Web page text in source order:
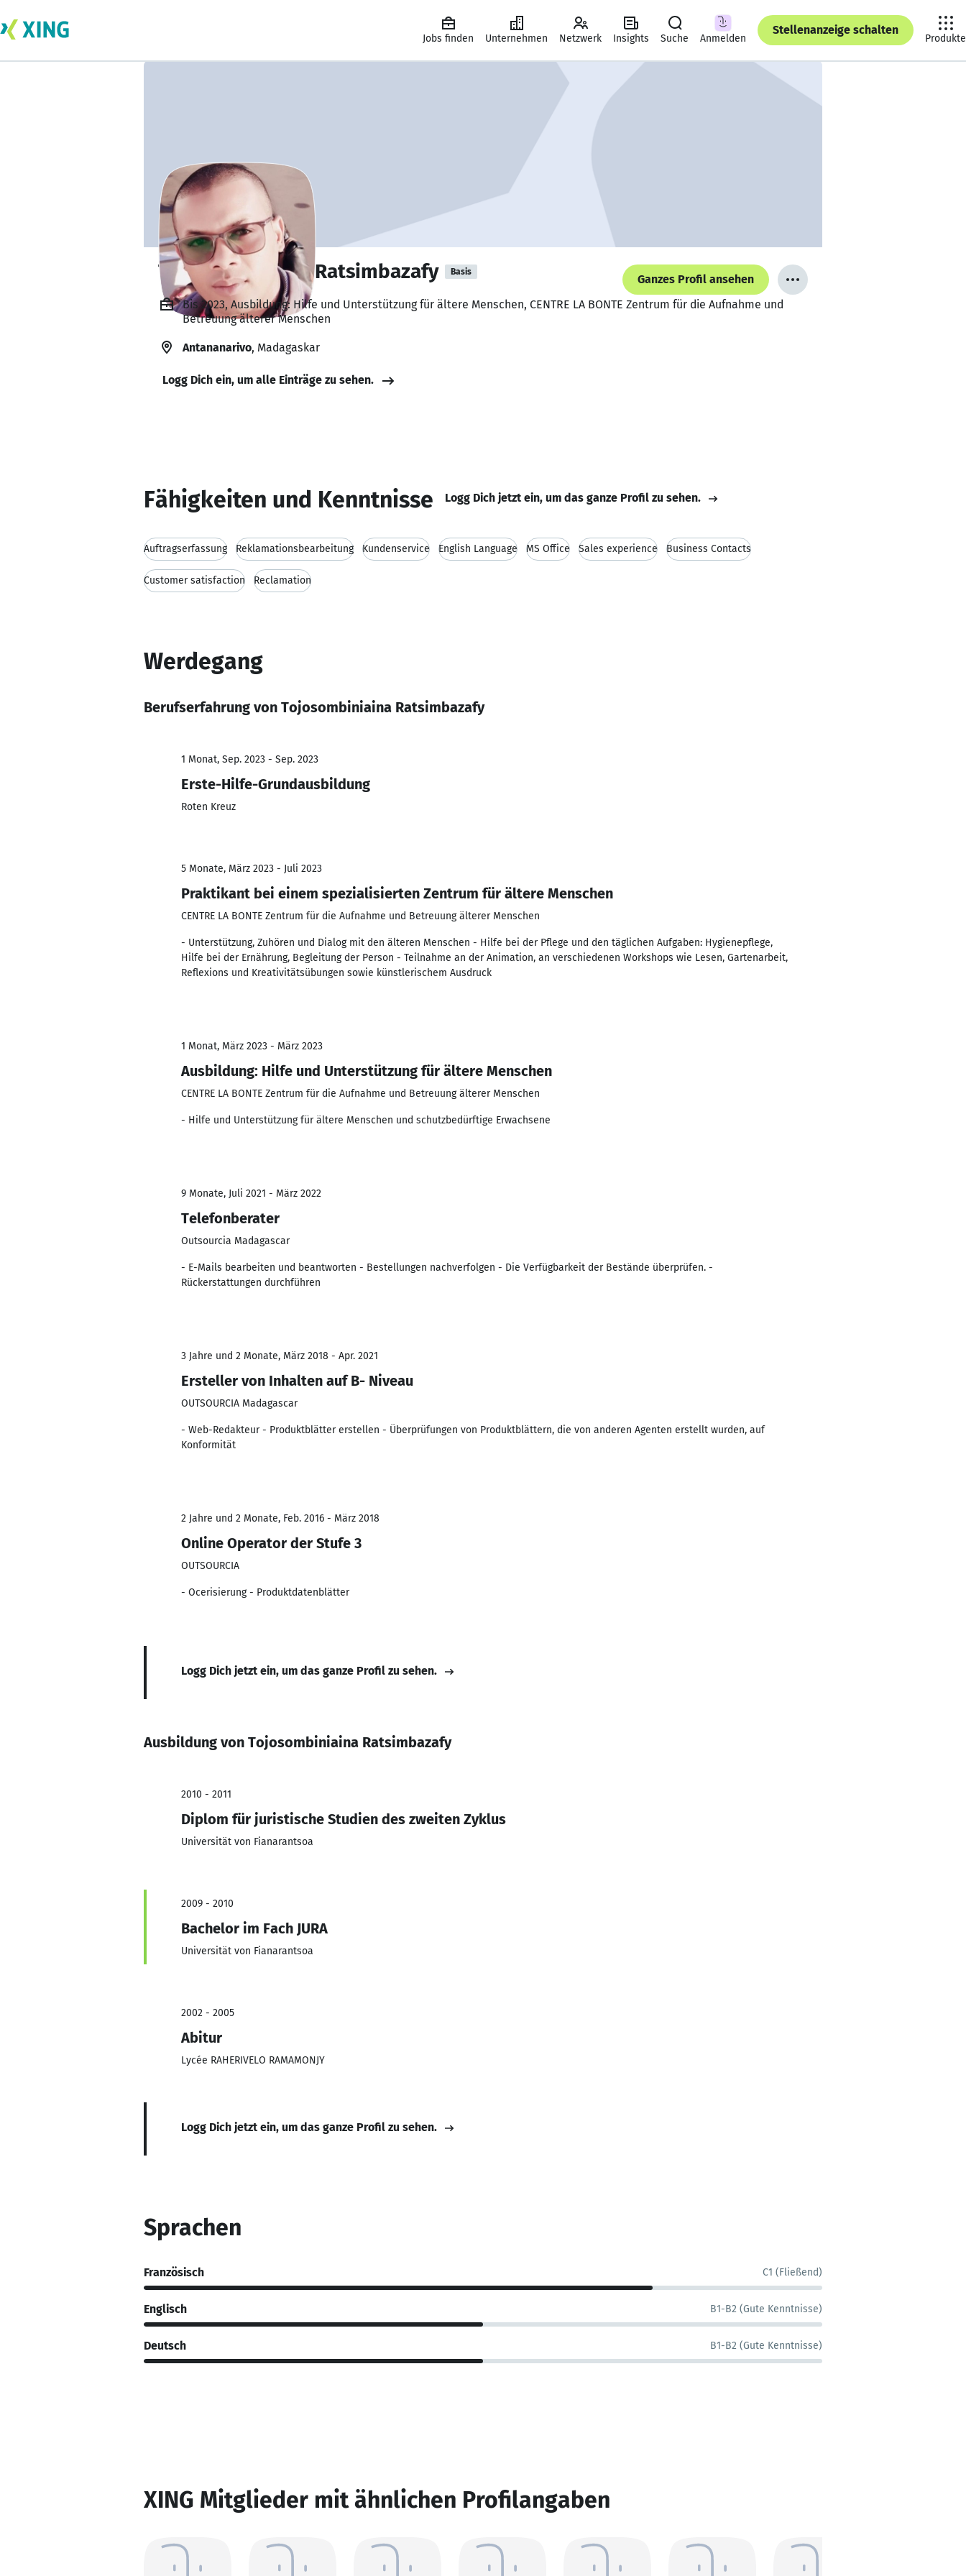
Jobs finden Unternehmen Netzwerk Insights Suche Anmelden
Stellenanzeige schalten
Produkte
Tojosombiniaina Ratsimbazafy Basis
Ganzes Profil ansehen
Bis 2023, Ausbildung: Hilfe und Unterstützung für ältere Menschen, CENTRE LA BONTE Zentrum für die Aufnahme und
Betreuung älterer Menschen
Antananarivo, Madagaskar
Logg Dich ein, um alle Einträge zu sehen.
Fähigkeiten und Kenntnisse Logg Dich jetzt ein, um das ganze Profil zu sehen.
Auftragserfassung Reklamationsbearbeitung Kundenservice English Language MS Office Sales experience Business Contacts
Customer satisfaction Reclamation
Werdegang
Berufserfahrung von Tojosombiniaina Ratsimbazafy
1 Monat, Sep. 2023 - Sep. 2023
Erste-Hilfe-Grundausbildung
Roten Kreuz
5 Monate, März 2023 - Juli 2023
Praktikant bei einem spezialisierten Zentrum für ältere Menschen
CENTRE LA BONTE Zentrum für die Aufnahme und Betreuung älterer Menschen
- Unterstützung, Zuhören und Dialog mit den älteren Menschen - Hilfe bei der Pflege und den täglichen Aufgaben: Hygienepflege,
Hilfe bei der Ernährung, Begleitung der Person - Teilnahme an der Animation, an verschiedenen Workshops wie Lesen, Gartenarbeit,
Reflexions und Kreativitätsübungen sowie künstlerischem Ausdruck
1 Monat, März 2023 - März 2023
Ausbildung: Hilfe und Unterstützung für ältere Menschen
CENTRE LA BONTE Zentrum für die Aufnahme und Betreuung älterer Menschen
- Hilfe und Unterstützung für ältere Menschen und schutzbedürftige Erwachsene
9 Monate, Juli 2021 - März 2022
Telefonberater
Outsourcia Madagascar
- E-Mails bearbeiten und beantworten - Bestellungen nachverfolgen - Die Verfügbarkeit der Bestände überprüfen. -
Rückerstattungen durchführen
3 Jahre und 2 Monate, März 2018 - Apr. 2021
Ersteller von Inhalten auf B- Niveau
OUTSOURCIA Madagascar
- Web-Redakteur - Produktblätter erstellen - Überprüfungen von Produktblättern, die von anderen Agenten erstellt wurden, auf
Konformität
2 Jahre und 2 Monate, Feb. 2016 - März 2018
Online Operator der Stufe 3
OUTSOURCIA
- Ocerisierung - Produktdatenblätter
Logg Dich jetzt ein, um das ganze Profil zu sehen.
Ausbildung von Tojosombiniaina Ratsimbazafy
2010 - 2011
Diplom für juristische Studien des zweiten Zyklus
Universität von Fianarantsoa
2009 - 2010
Bachelor im Fach JURA
Universität von Fianarantsoa
2002 - 2005
Abitur
Lycée RAHERIVELO RAMAMONJY
Logg Dich jetzt ein, um das ganze Profil zu sehen.
Sprachen
Französisch C1 (Fließend)
Englisch B1-B2 (Gute Kenntnisse)
Deutsch B1-B2 (Gute Kenntnisse)
XING Mitglieder mit ähnlichen Profilangaben